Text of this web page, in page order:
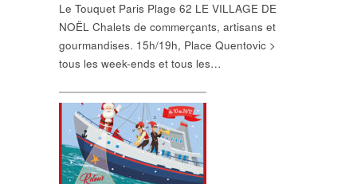
Le Touquet Paris Plage 62 LE VILLAGE DE
NOËL Chalets de commerçants, artisans et
gourmandises. 15h/19h, Place Quentovic >
tous les week-ends et tous les…